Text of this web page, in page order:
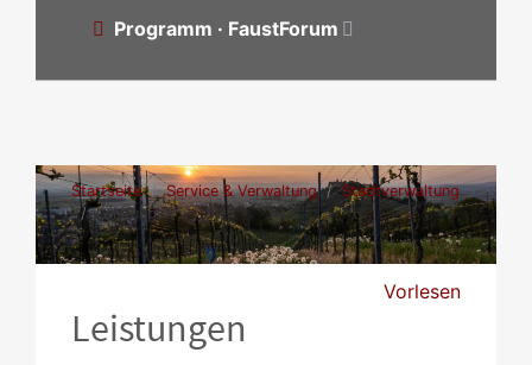
Programm · FaustForum
Startseite Service & Verwaltung
Stadtverwaltung
Leistungen
Vorlesen
Leistungen